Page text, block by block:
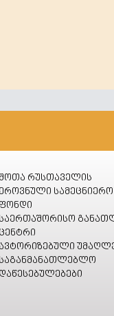
რუსთაველის
ეროვნული სამეცნიერო
ფონდი
საერთაშორისო
ცენტრი
ავტორიზებული
საგანმანათლებლო
დაწესებულებები